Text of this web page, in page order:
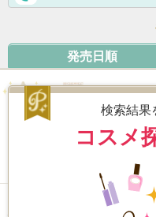
検索結果
コスメ
発売日順
ドラマ
ＥＯ/
ラステ